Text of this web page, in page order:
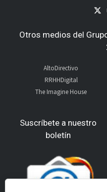
Otros medios del
AltoDirectivo
RRHHDigital
The Imagine House
Suscríbete a nuestro
boletín